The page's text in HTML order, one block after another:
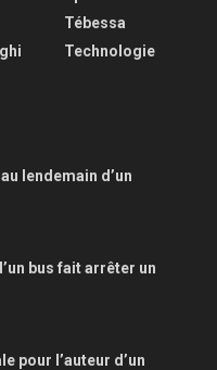
Tébessa
Technologie
lendemain d’un
bus fait arrêter un
pour l’auteur d’un